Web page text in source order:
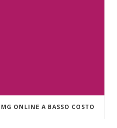
ONLINE A BASSO COSTO